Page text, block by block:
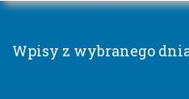
Wpisy z wybranego